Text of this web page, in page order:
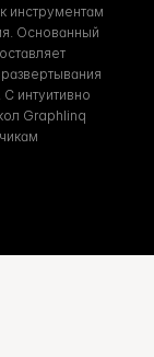
инструментам
Основанный
интуитивно
Graphlinq